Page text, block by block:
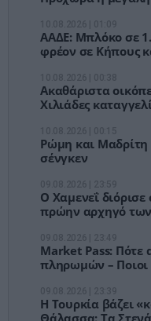
ΑΑΔΕ: Μπλόκο σε
φρέον σε Κήπους
Ακαθάριστα
Χιλιάδες
Ρώμη και Μαδρίτη
σένγκεν
Ο Χαμενεΐ διόρισε
πρώην αρχηγό
Market Pass: Πότε
πληρωμών –
Η Τουρκία βάζει
Θάλασσα: Τα Στενά